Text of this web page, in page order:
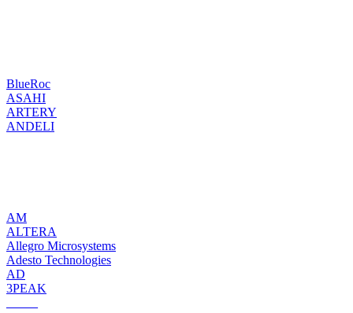
BlueRoc
ASAHI
ARTERY
ANDELI
AM
ALTERA
Allegro Microsystems
Adesto Technologies
AD
3PEAK